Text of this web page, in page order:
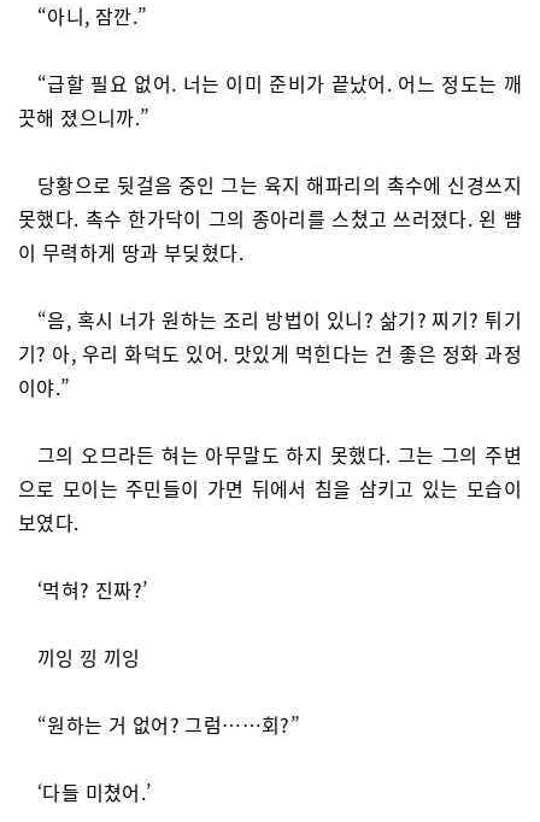
“아니, 잠깐.”
“급할 필요 없어. 너는 이미 준비가 끝났어. 어느 정도는 깨
끗해 졌으니까.”
당황으로 뒷걸음 중인 그는 육지 해파리의 촉수에 신경쓰지
못했다. 촉수 한가닥이 그의 종아리를 스쳤고 쓰러졌다. 왼 뺨
이 무력하게 땅과 부딪혔다.
“음, 혹시 너가 원하는 조리 방법이 있니? 삶기? 찌기? 튀기
기? 아, 우리 화덕도 있어. 맛있게 먹힌다는 건 좋은 정화 과정
이야.”
그의 오므라든 혀는 아무말도 하지 못했다. 그는 그의 주변
으로 모이는 주민들이 가면 뒤에서 침을 삼키고 있는 모습이
보였다.
‘먹혀? 진짜?’
끼잉 낑 끼잉
“원하는 거 없어? 그럼……회?”
‘다들 미쳤어.’